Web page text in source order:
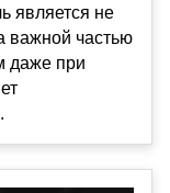
является не
важной частью
даже при